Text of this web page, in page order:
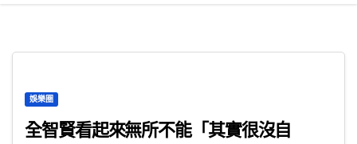
娛樂圈
全智賢看起來無所不能「其實很沒自